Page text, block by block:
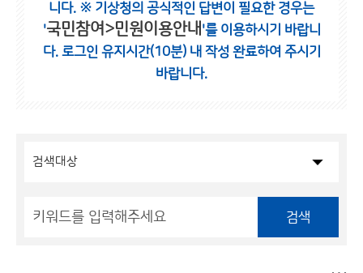
니다. ※ 기상청의 공식적인 답변이 필요한 경우는
'국민참여>민원이용안내 '를 이용하시기 바랍니
다. 로그인 유지시간(10분) 내 작성 완료하여 주시기
바랍니다.
검색